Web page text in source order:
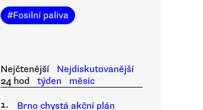
#Fosilní paliva
Nejčtenější
Nejdiskutovanější
24 hod
týden
měsíc
1.
Brno chystá akční plán